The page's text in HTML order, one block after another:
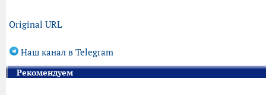
Original URL
Наш канал в Telegram
Рекомендуем